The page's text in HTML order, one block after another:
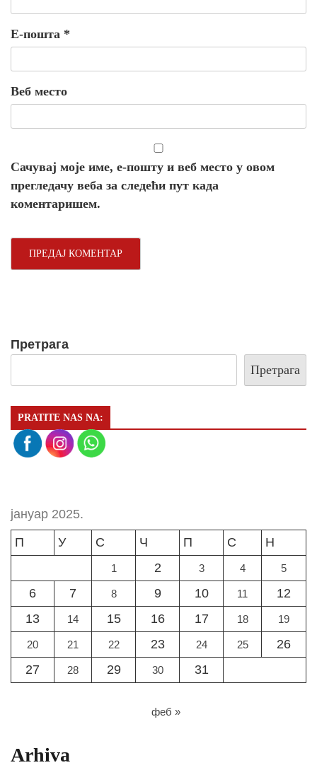
Е-пошта *
Веб место
Сачувај моје име, е-пошту и веб место у овом
прегледачу веба за следећи пут када
коментаришем.
Претрага
Претрага
PRATITE NAS NA:
јануар 2025.
П
У С Ч П С Н
1 2 3 4 5
6 7 8 9 10 11
12
13
14 15 16 17 18 19
20 21 22 23 24 25
26
27
28 29 30 31
феб »
Arhiva